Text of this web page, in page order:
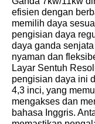
efisien dengan
memilih daya
pengisian daya
daya ganda
nyaman dan
Layar Sentuh
pengisian daya ini
4,3 inci, yang
mengakses dan
bahasa Inggris.